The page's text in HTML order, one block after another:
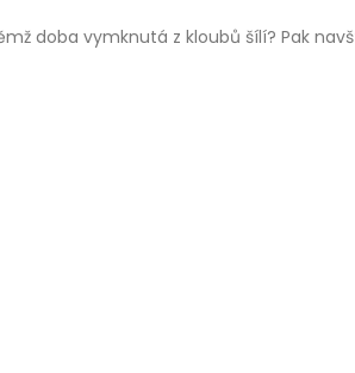
doba vymknutá z kloubů šílí? Pak